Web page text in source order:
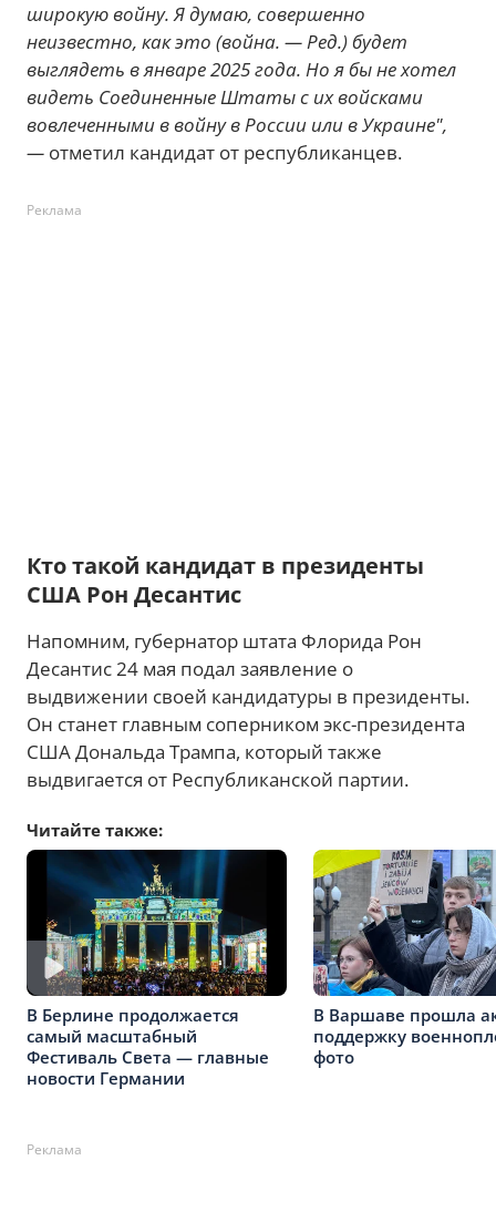
широкую войну. Я думаю, совершенно
неизвестно, как это (война. — Ред.) будет
выглядеть в январе 2025 года. Но я бы не хотел
видеть Соединенные Штаты с их войсками
вовлеченными в войну в России или в Украине",
— отметил кандидат от республиканцев.
Реклама
Кто такой кандидат в президенты
США Рон Десантис
Напомним, губернатор штата Флорида Рон
Десантис 24 мая подал заявление о
выдвижении своей кандидатуры в президенты.
Он станет главным соперником экс-президента
США Дональда Трампа, который также
выдвигается от Республиканской партии.
Читайте также:
В Берлине продолжается
самый масштабный
Фестиваль Света — главные
новости Германии
В Варшаве прошла
поддержку
фото
Реклама